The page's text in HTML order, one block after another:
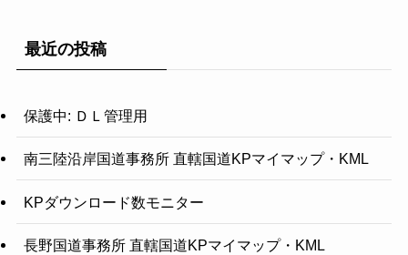
リ
最近の投稿
保護中: ＤＬ管理用
南三陸沿岸国道事務所 直轄国道KPマイマップ・KML
KPダウンロード数モニター
長野国道事務所 直轄国道KPマイマップ・KML